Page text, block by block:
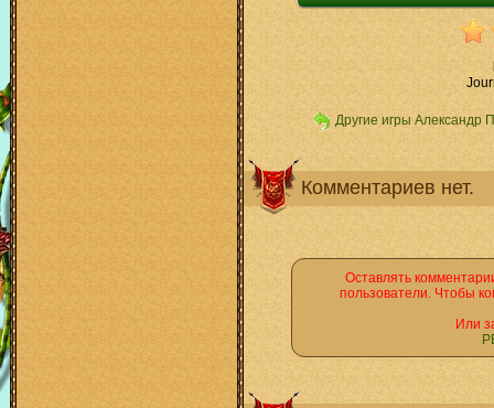
Другие игры Александр
Комментариев нет.
Оставлять
пользователи. Чтобы
Или